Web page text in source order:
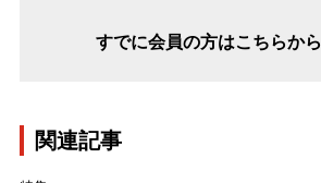
すでに会員の方はこちらから
関連記事